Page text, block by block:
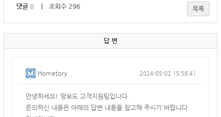
댓글 0 ｜ 조회수 296 목록
답 변
Hometory 2024-05-02 15:58:41
안녕하세요! 망보드 고객지원팀입니다.
문의하신 내용은 아래의 답변 내용을 참고해 주시기 바랍니다.